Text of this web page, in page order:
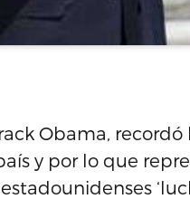
Obama, recordó
y por lo que